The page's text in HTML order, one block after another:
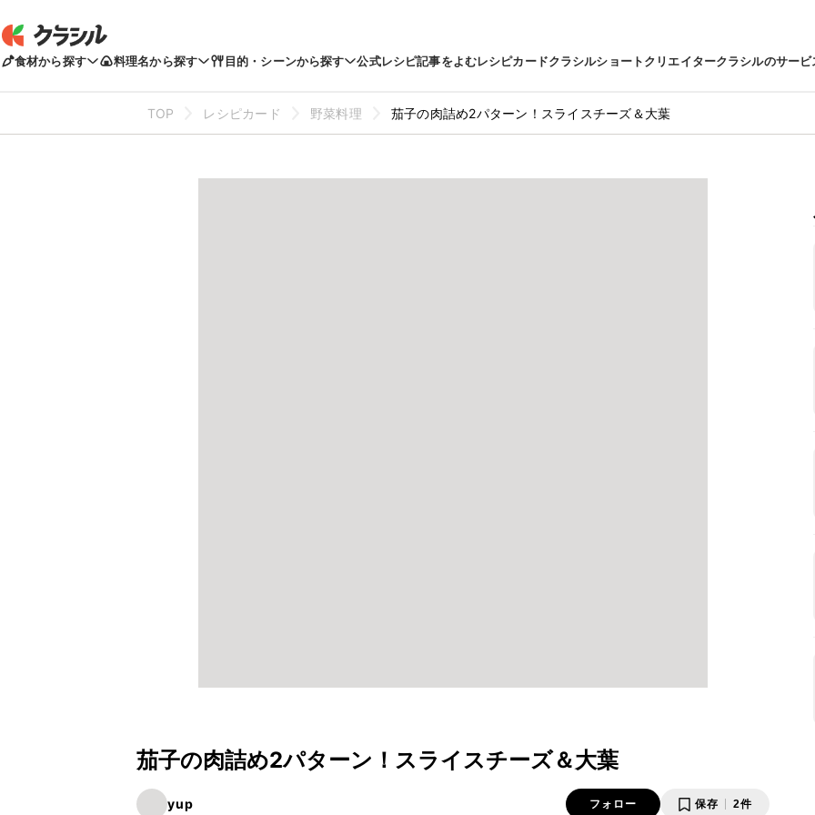
食材から探す 料理名から探す 目的・シーンから探す 公式レシピ記事をよむレシピカードクラシルショートクリエイタークラシルのサービ
TOP レシピカード 野菜料理 茄子の肉詰め2パターン！スライスチーズ＆大葉
茄子の肉詰め2パターン！スライスチーズ＆大葉
yup フォロー 保存 2件